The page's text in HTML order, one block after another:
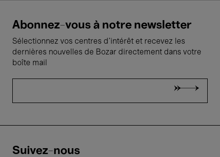
Abonnez-vous à notre newsletter
Sélectionnez vos centres d'intérêt et recevez les
dernières nouvelles de Bozar directement dans votre
boîte mail
Suivez-nous